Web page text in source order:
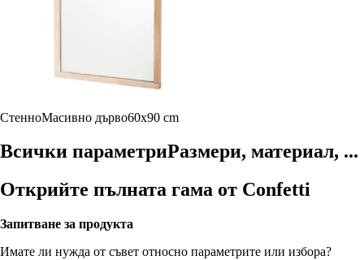
СтенноМасивно дърво60x90 cm
Всички параметриРазмери, материал, ...
Открийте пълната гама от Confetti
Запитване за продукта
Имате ли нужда от съвет относно параметрите или избора?